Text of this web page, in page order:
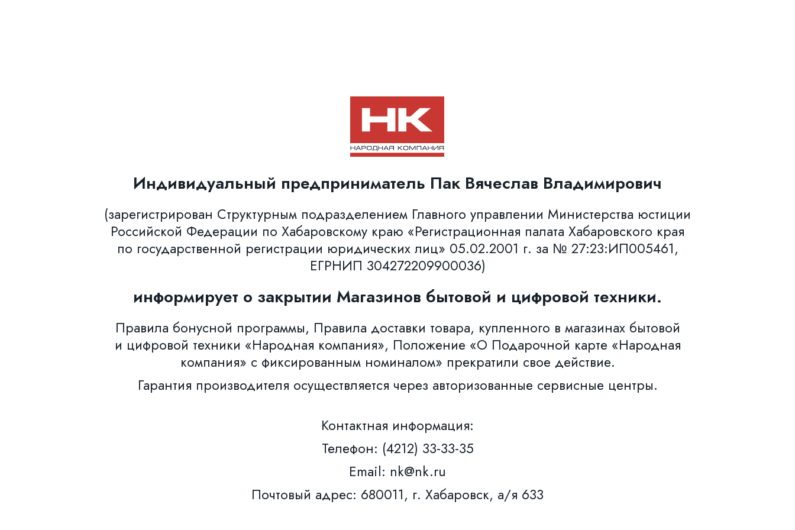
Индивидуальный предприниматель Пак Вячеслав Владимирович
(зарегистрирован Структурным подразделением Главного управлении Министерства юстиции
Российской Федерации по Хабаровскому краю «Регистрационная палата Хабаровского края
по государственной регистрации юридических лиц» 05.02.2001 г. за № 27:23:ИП005461,
ЕГРНИП 304272209900036)
информирует о закрытии Магазинов бытовой и цифровой техники.
Правила бонусной программы, Правила доставки товара, купленного в магазинах бытовой
и цифровой техники «Народная компания», Положение «О Подарочной карте «Народная
компания» с фиксированным номиналом» прекратили свое действие.
Гарантия производителя осуществляется через авторизованные сервисные центры.
Контактная информация:
Телефон: (4212) 33-33-35
Email: nk@nk.ru
Почтовый адрес: 680011, г. Хабаровск, а/я 633